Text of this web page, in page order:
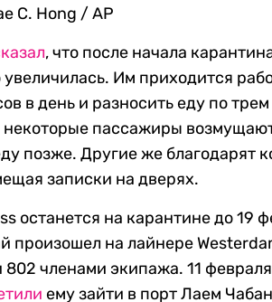
C. Hong / AP
, что после начала
увеличилась. Им приходится
в день и разносить еду по
пассажиры
позже. Другие же благодарят
записки на дверях.
останется на карантине до 19
произошел на лайнере
членами экипажа. 11
ему зайти в порт Лаем